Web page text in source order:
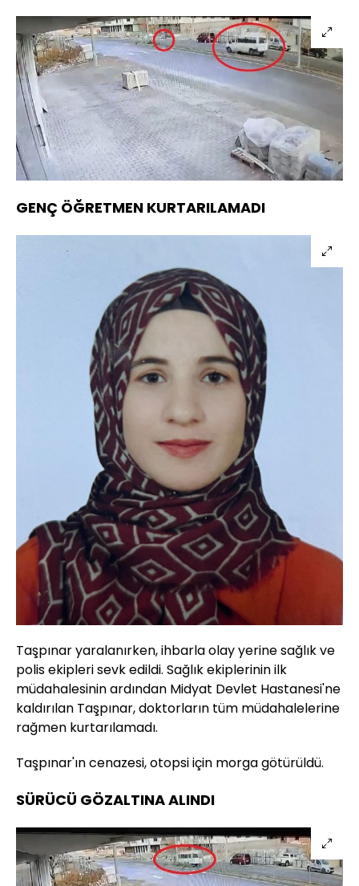
GENÇ ÖĞRETMEN KURTARILAMADI
Taşpınar yaralanırken, ihbarla olay yerine sağlık ve
polis ekipleri sevk edildi. Sağlık ekiplerinin ilk
müdahalesinin ardından Midyat Devlet Hastanesi'ne
kaldırılan Taşpınar, doktorların tüm müdahalelerine
rağmen kurtarılamadı.
Taşpınar'ın cenazesi, otopsi için morga götürüldü.
SÜRÜCÜ GÖZALTINA ALINDI